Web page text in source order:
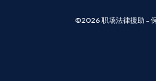
©2026 职场法律援助 -